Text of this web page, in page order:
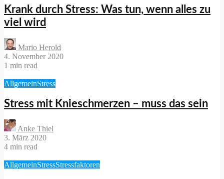
Krank durch Stress: Was tun, wenn alles zu
viel wird
Mario Herold
4. November 2020
1 min read
AllgemeinStress
Stress mit Knieschmerzen – muss das sein
Anke Thiel
3. März 2020
4 min read
AllgemeinStressStressfaktoren